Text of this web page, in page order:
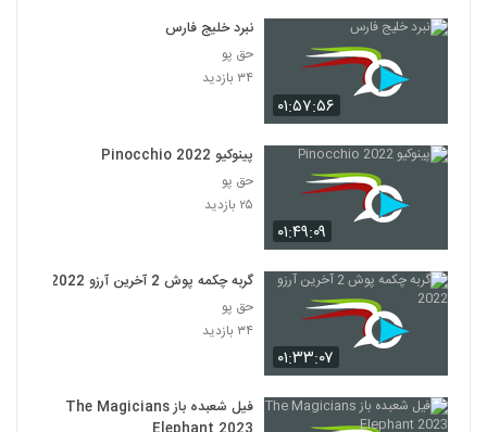
۰۱:۵۷:۵۶
نبرد خلیج فارس
حق پو
۳۴ بازدید
۰۱:۴۹:۰۹
پینوکیو Pinocchio 2022
حق پو
۲۵ بازدید
۰۱:۳۳:۰۷
گربه چکمه پوش 2 آخرین آرزو 2022
حق پو
۳۴ بازدید
فیل شعبده باز The Magicians